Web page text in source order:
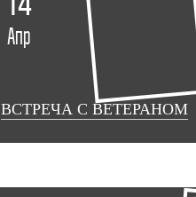
Апр
ВСТРЕЧА С ВЕТЕРАНОМ